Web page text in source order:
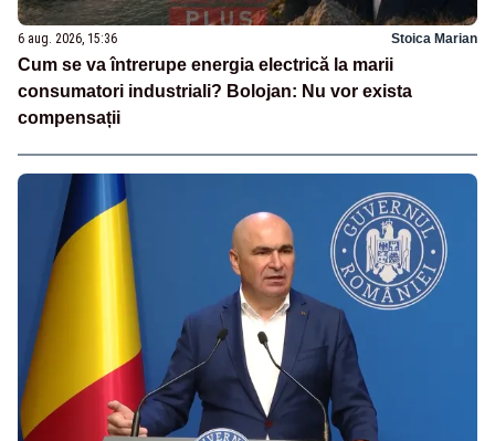
6 aug. 2026, 15:36 Stoica Marian
Cum se va întrerupe energia electrică la marii
consumatori industriali? Bolojan: Nu vor exista
compensații